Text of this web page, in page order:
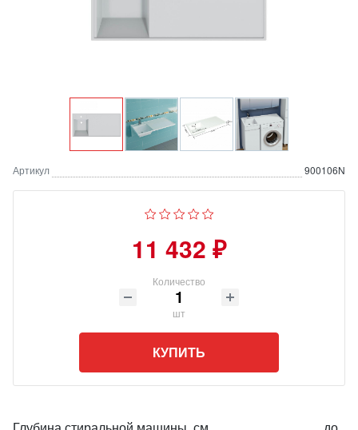
Артикул 900106N
11 432 ₽
Количество
шт
КУПИТЬ